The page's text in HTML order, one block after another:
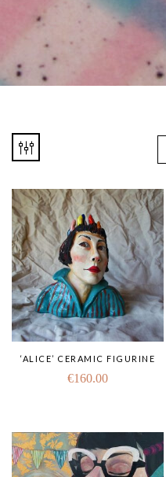
‘ALICE’ CERAMIC FIGURINE
€160.00